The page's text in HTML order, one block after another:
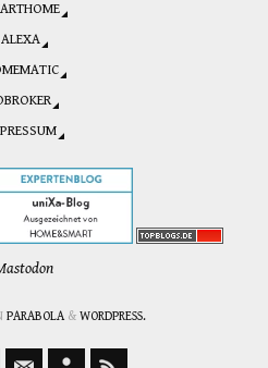
ALEXA
PARABOLA & WORDPRESS.